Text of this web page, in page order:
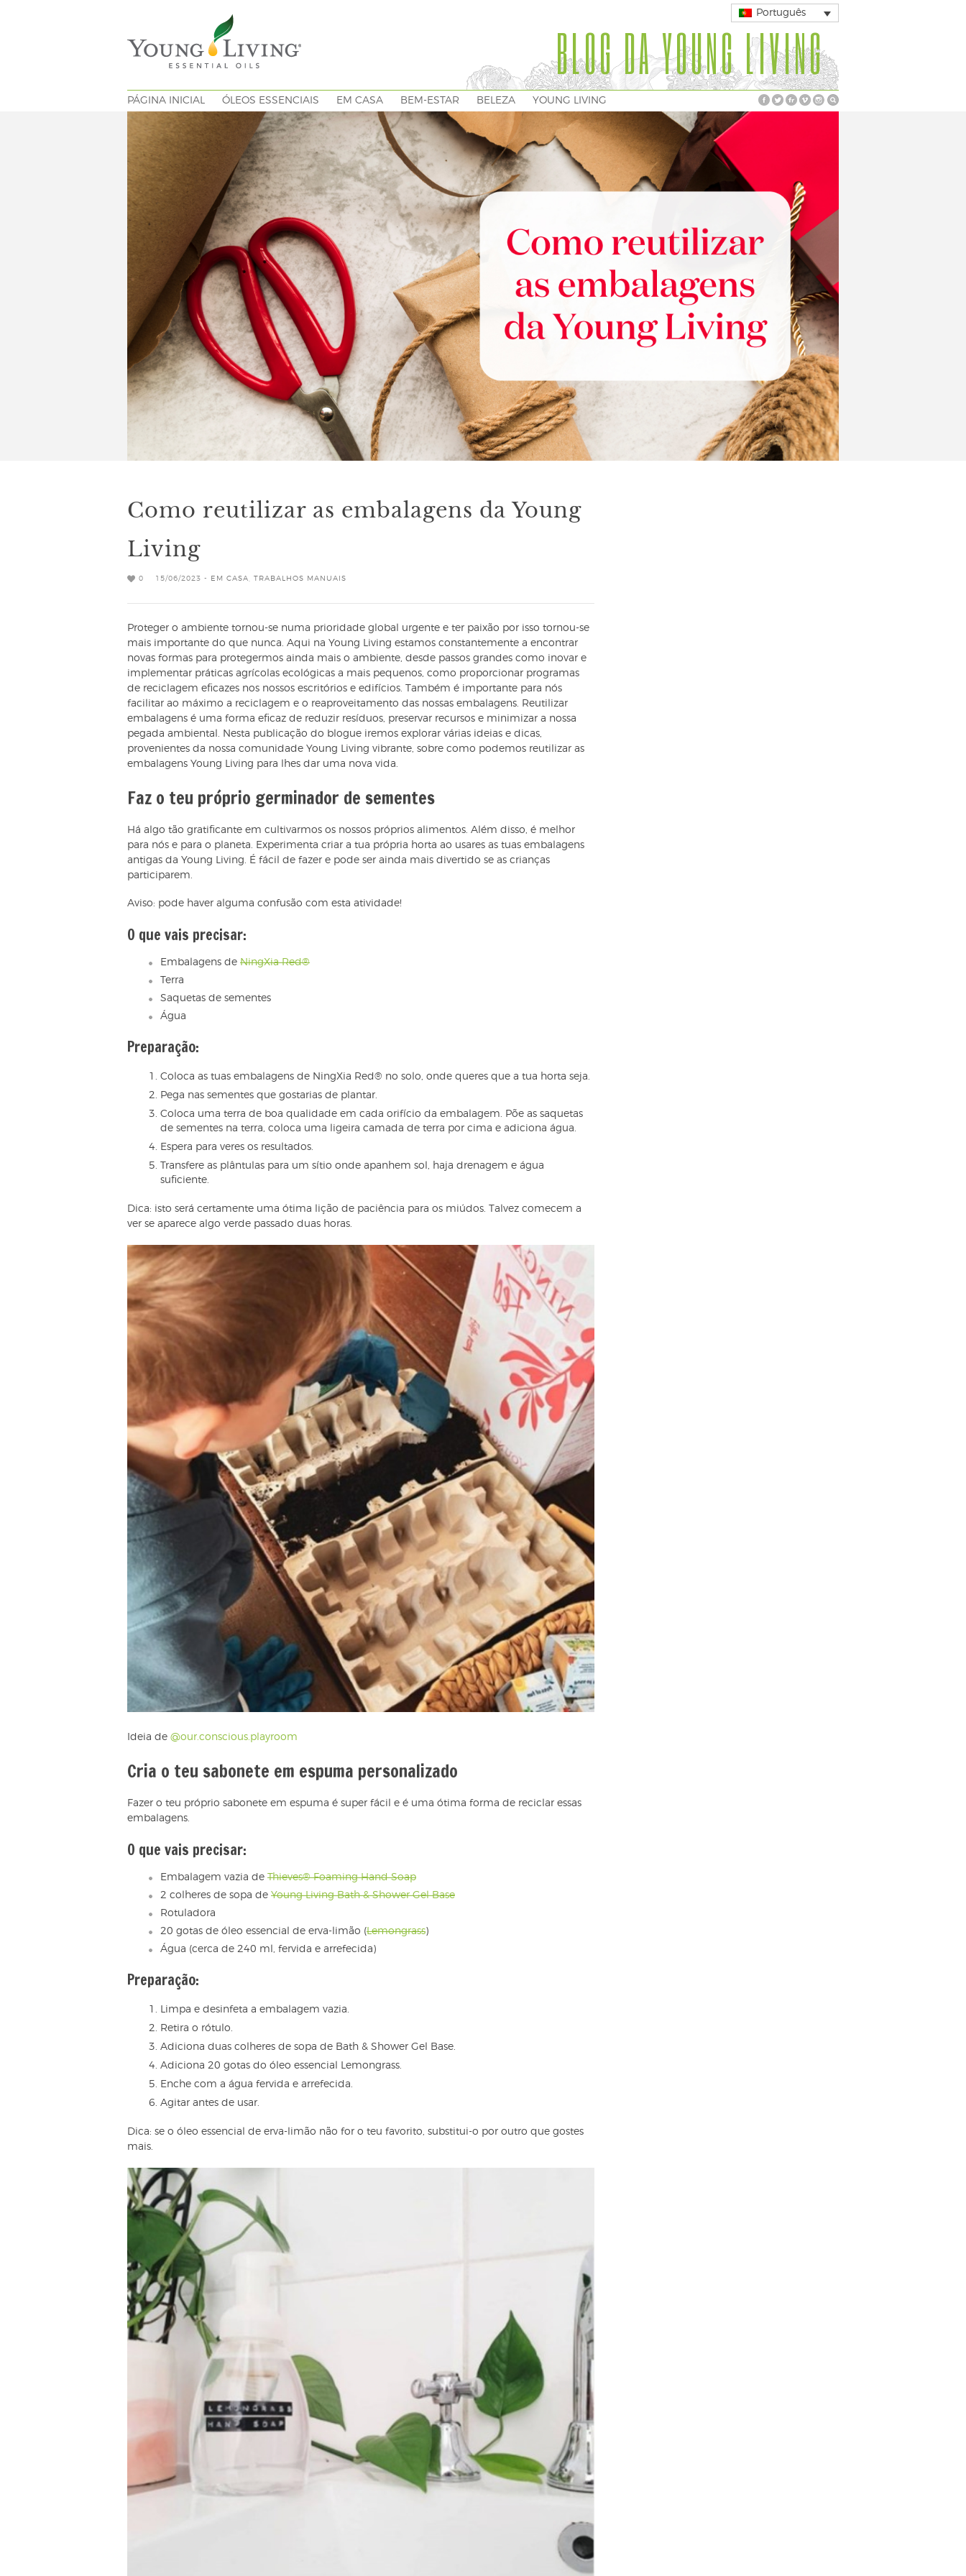
Português
BLOG DA YOUNG LIVING
PÁGINA INICIAL ÓLEOS ESSENCIAIS EM CASA BEM-ESTAR BELEZA YOUNG LIVING
Como reutilizar as embalagens da Young
Living
0 15/06/2023 - EM CASA TRABALHOS MANUAIS
Proteger o ambiente tornou-se numa prioridade global urgente e ter paixão por isso tornou-se
mais importante do que nunca. Aqui na Young Living estamos constantemente a encontrar
novas formas para protegermos ainda mais o ambiente, desde passos grandes como inovar e
implementar práticas agrícolas ecológicas a mais pequenos, como proporcionar programas
de reciclagem eficazes nos nossos escritórios e edifícios. Também é importante para nós
facilitar ao máximo a reciclagem e o reaproveitamento das nossas embalagens. Reutilizar
embalagens é uma forma eficaz de reduzir resíduos, preservar recursos e minimizar a nossa
pegada ambiental. Nesta publicação do blogue iremos explorar várias ideias e dicas,
provenientes da nossa comunidade Young Living vibrante, sobre como podemos reutilizar as
embalagens Young Living para lhes dar uma nova vida.
Faz o teu próprio germinador de sementes
Há algo tão gratificante em cultivarmos os nossos próprios alimentos. Além disso, é melhor
para nós e para o planeta. Experimenta criar a tua própria horta ao usares as tuas embalagens
antigas da Young Living. É fácil de fazer e pode ser ainda mais divertido se as crianças
participarem.
Aviso: pode haver alguma confusão com esta atividade!
O que vais precisar:
Embalagens de NingXia Red®
Terra
Saquetas de sementes
Água
Preparação:
Coloca as tuas embalagens de NingXia Red® no solo, onde queres que a tua horta seja.
Pega nas sementes que gostarias de plantar.
Coloca uma terra de boa qualidade em cada orifício da embalagem. Põe as saquetas
de sementes na terra, coloca uma ligeira camada de terra por cima e adiciona água.
Espera para veres os resultados.
Transfere as plântulas para um sítio onde apanhem sol, haja drenagem e água
suficiente.
Dica: isto será certamente uma ótima lição de paciência para os miúdos. Talvez comecem a
ver se aparece algo verde passado duas horas.
Ideia de @our.conscious.playroom
Cria o teu sabonete em espuma personalizado
Fazer o teu próprio sabonete em espuma é super fácil e é uma ótima forma de reciclar essas
embalagens.
O que vais precisar:
Embalagem vazia de Thieves® Foaming Hand Soap
2 colheres de sopa de Young Living Bath & Shower Gel Base
Rotuladora
20 gotas de óleo essencial de erva-limão (Lemongrass)
Água (cerca de 240 ml, fervida e arrefecida)
Preparação:
Limpa e desinfeta a embalagem vazia.
Retira o rótulo.
Adiciona duas colheres de sopa de Bath & Shower Gel Base.
Adiciona 20 gotas do óleo essencial Lemongrass.
Enche com a água fervida e arrefecida.
Agitar antes de usar.
Dica: se o óleo essencial de erva-limão não for o teu favorito, substitui-o por outro que gostes
mais.